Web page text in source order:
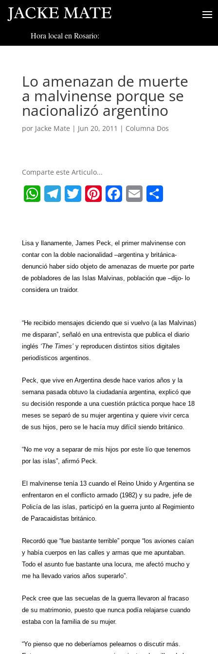
Hora local en Rosario:
Lo amenazan de muerte
a malvinense porque se
nacionalizó argentino
por Jacke Mate | Jun 20, 2011 | Columna Dos
Comparte este Articulo...
W
t
s
A
p
e
g
r
a
t
t
e
t
e
r
t
e
b
o
i
l
r
e
Lisa y llanamente, James Peck, el primer malvinense con
contar con la doble nacionalidad –argentina y británica-
denunció haber sido objeto de amenazas de muerte por parte
de pobladores de las Islas Malvinas, población que –dijo- lo
considera un traidor.
“He recibido mensajes diciendo que si vuelvo (a las Malvinas)
me disparan”, señaló en una entrevista que publica el diario
inglés ‘The Times’y reproducen distintos sitios digitales
periodísticos argentinos.
Peck, que vive en Argentina desde hace varios años y la
semana pasada obtuvo la ciudadanía argentina, explicó que
su decisión responde a una cuestión práctica porque hace 18
meses se separó de su mujer argentina y quiere vivir cerca
de sus hijos, pero se le hacía muy difícil siendo británico.
“No me voy a separar de mis hijos por este lío que tenemos
por las islas”, afirmó Peck.
El malvinense tenía 13 cuando el Reino Unido y Argentina se
enfrentaron en el conflicto armado (1982) y su padre, jefe de
Policía de las islas, participó en la guerra junto al Regimiento
de Paracaidistas británico.
Recordó que “fue bastante terrible” porque “los aviones caían
y había cuerpos en las calles y armas que me apuntaban.
Todo el asunto fue bastante una locura, me afectó mucho y
me ha llevado varios años superarlo”.
Peck cree que las secuelas de la guerra llevaron al fracaso
de su matrimonio, puesto que nunca podía relajarse cuando
estaba con la familia de su mujer.
“Yo pienso que no deberíamos pelearnos o discutir más.